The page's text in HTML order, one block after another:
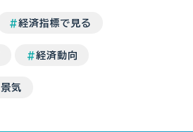
経済指標で見る
経済動向
景気